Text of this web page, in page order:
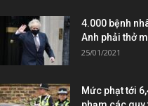
4.000 bệnh
Anh phải thở
25/01/2021
Mức phạt tới